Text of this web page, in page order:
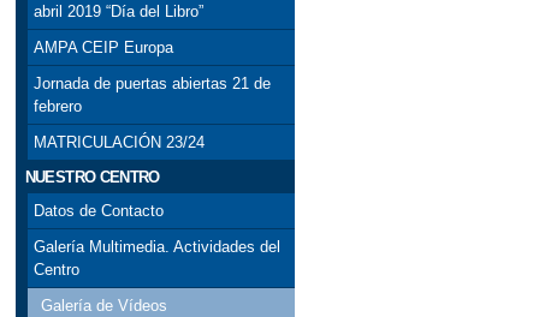
abril 2019 “Día del Libro”
AMPA CEIP Europa
Jornada de puertas abiertas 21 de
febrero
MATRICULACIÓN 23/24
NUESTRO CENTRO
Datos de Contacto
Galería Multimedia. Actividades del
Centro
Galería de Vídeos